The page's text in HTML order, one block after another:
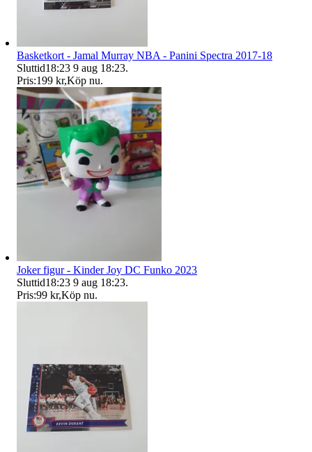
Basketkort - Jamal Murray NBA - Panini Spectra 2017-18
Sluttid18:23 9 aug 18:23.
Pris:199 kr,Köp nu.
Joker figur - Kinder Joy DC Funko 2023
Sluttid18:23 9 aug 18:23.
Pris:99 kr,Köp nu.